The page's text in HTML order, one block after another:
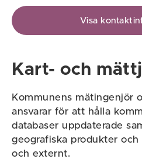
Visa
Kart- och
Kommunens mätingenjör
ansvarar för att hålla
databaser uppdaterade
geografiska produkter
och externt.